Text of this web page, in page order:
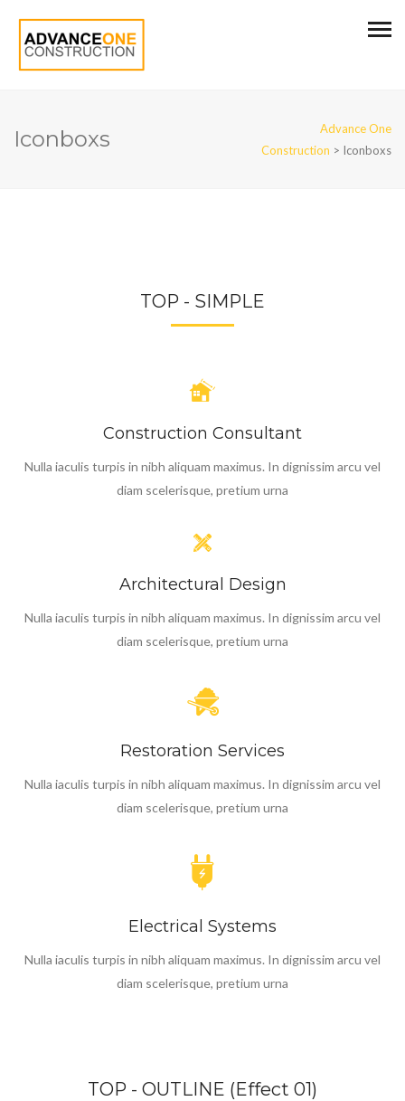
Iconboxs
Advance One
Construction > Iconboxs
TOP - SIMPLE
Construction Consultant
Nulla iaculis turpis in nibh aliquam maximus. In dignissim arcu vel
diam scelerisque, pretium urna
Architectural Design
Nulla iaculis turpis in nibh aliquam maximus. In dignissim arcu vel
diam scelerisque, pretium urna
Restoration Services
Nulla iaculis turpis in nibh aliquam maximus. In dignissim arcu vel
diam scelerisque, pretium urna
Electrical Systems
Nulla iaculis turpis in nibh aliquam maximus. In dignissim arcu vel
diam scelerisque, pretium urna
TOP - OUTLINE (Effect 01)